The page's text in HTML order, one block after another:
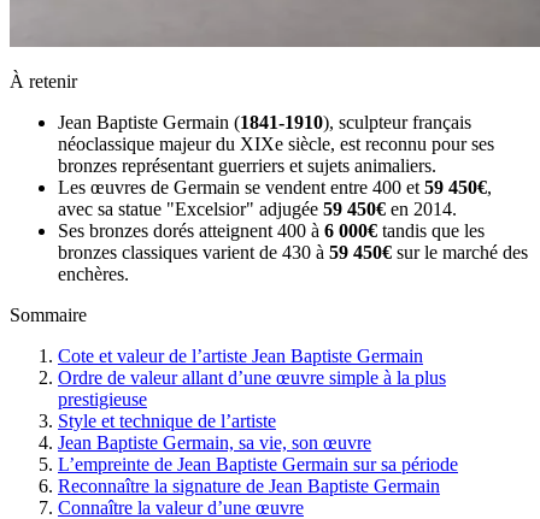
À retenir
Jean Baptiste Germain (1841-1910), sculpteur français
néoclassique majeur du XIXe siècle, est reconnu pour ses
bronzes représentant guerriers et sujets animaliers.
Les œuvres de Germain se vendent entre 400 et 59 450€,
avec sa statue "Excelsior" adjugée 59 450€ en 2014.
Ses bronzes dorés atteignent 400 à 6 000€ tandis que les
bronzes classiques varient de 430 à 59 450€ sur le marché des
enchères.
Sommaire
Cote et valeur de l’artiste Jean Baptiste Germain
Ordre de valeur allant d’une œuvre simple à la plus
prestigieuse
Style et technique de l’artiste
Jean Baptiste Germain, sa vie, son œuvre
L’empreinte de Jean Baptiste Germain sur sa période
Reconnaître la signature de Jean Baptiste Germain
Connaître la valeur d’une œuvre